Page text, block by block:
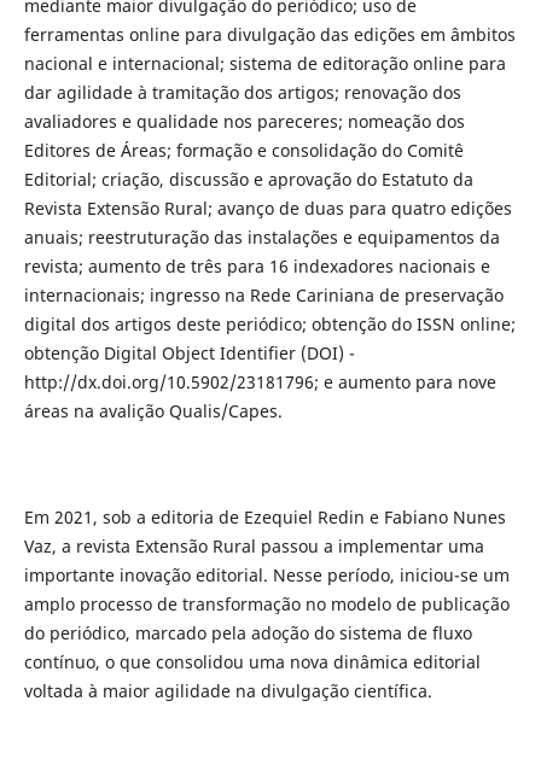
mediante maior divulgação do periódico; uso de
ferramentas online para divulgação das edições em âmbitos
nacional e internacional; sistema de editoração online para
dar agilidade à tramitação dos artigos; renovação dos
avaliadores e qualidade nos pareceres; nomeação dos
Editores de Áreas; formação e consolidação do Comitê
Editorial; criação, discussão e aprovação do Estatuto da
Revista Extensão Rural; avanço de duas para quatro edições
anuais; reestruturação das instalações e equipamentos da
revista; aumento de três para 16 indexadores nacionais e
internacionais; ingresso na Rede Cariniana de preservação
digital dos artigos deste periódico; obtenção do ISSN online;
obtenção Digital Object Identifier (DOI) -
http://dx.doi.org/10.5902/23181796; e aumento para nove
áreas na avalição Qualis/Capes.
Em 2021, sob a editoria de Ezequiel Redin e Fabiano Nunes
Vaz, a revista Extensão Rural passou a implementar uma
importante inovação editorial. Nesse período, iniciou-se um
amplo processo de transformação no modelo de publicação
do periódico, marcado pela adoção do sistema de fluxo
contínuo, o que consolidou uma nova dinâmica editorial
voltada à maior agilidade na divulgação científica.